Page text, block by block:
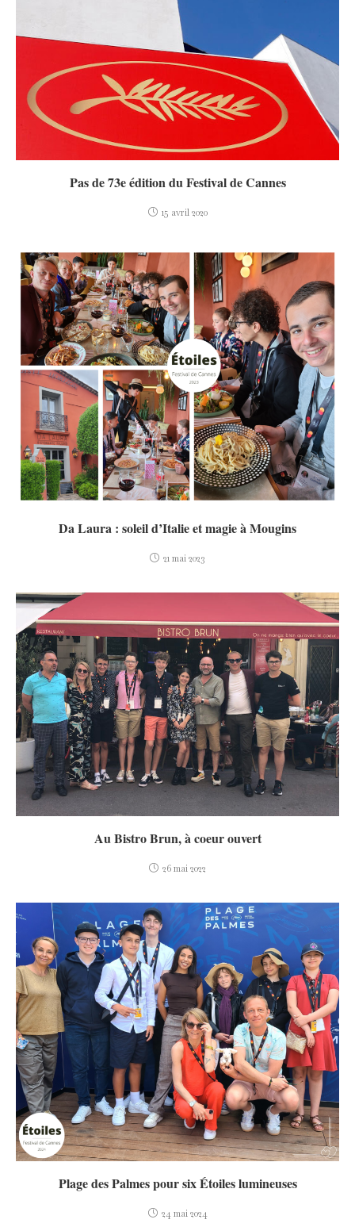
Pas de 73e édition du Festival de Cannes
15 avril 2020
Da Laura : soleil d’Italie et magie à Mougins
21 mai 2023
Au Bistro Brun, à coeur ouvert
26 mai 2022
Plage des Palmes pour six Étoiles lumineuses
24 mai 2024